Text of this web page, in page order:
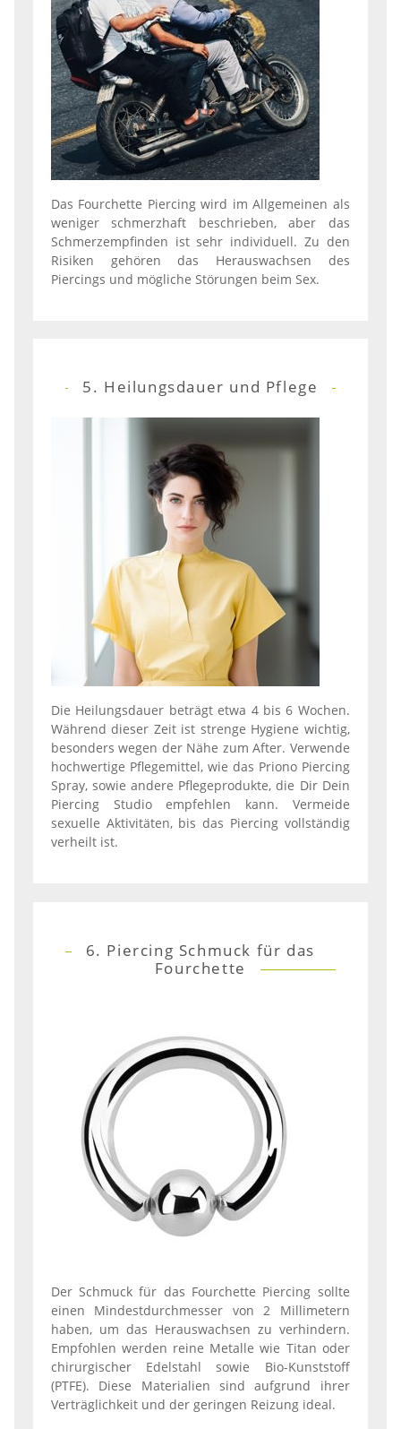
Das Fourchette Piercing wird im Allgemeinen als
weniger schmerzhaft beschrieben, aber das
Schmerzempfinden ist sehr individuell. Zu den
Risiken gehören das Herauswachsen des
Piercings und mögliche Störungen beim Sex.
5. Heilungsdauer und Pflege
Die Heilungsdauer beträgt etwa 4 bis 6 Wochen.
Während dieser Zeit ist strenge Hygiene wichtig,
besonders wegen der Nähe zum After. Verwende
hochwertige Pflegemittel, wie das Priono Piercing
Spray, sowie andere Pflegeprodukte, die Dir Dein
Piercing Studio empfehlen kann. Vermeide
sexuelle Aktivitäten, bis das Piercing vollständig
verheilt ist.
6. Piercing Schmuck für das
Fourchette
Der Schmuck für das Fourchette Piercing sollte
einen Mindestdurchmesser von 2 Millimetern
haben, um das Herauswachsen zu verhindern.
Empfohlen werden reine Metalle wie Titan oder
chirurgischer Edelstahl sowie Bio-Kunststoff
(PTFE). Diese Materialien sind aufgrund ihrer
Verträglichkeit und der geringen Reizung ideal.